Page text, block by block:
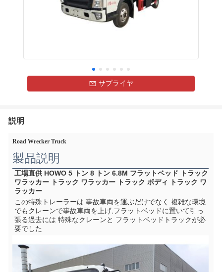
サプライヤ
説明
Road Wrecker Truck
製品説明
工場直供 HOWO 5 トン 8 トン 6.8M フラットベッド トラック
ワラッカー トラック ワラッカー トラック ボディ トラック ワ
ラッカー
この特殊トレーラーは 事故車両を運ぶだけでなく 複雑な環境
でもクレーンで事故車両を上げ,フラットベッドに置いて引っ
張る過去には 特殊なクレーンと フラットベッドトラックが必
要でした